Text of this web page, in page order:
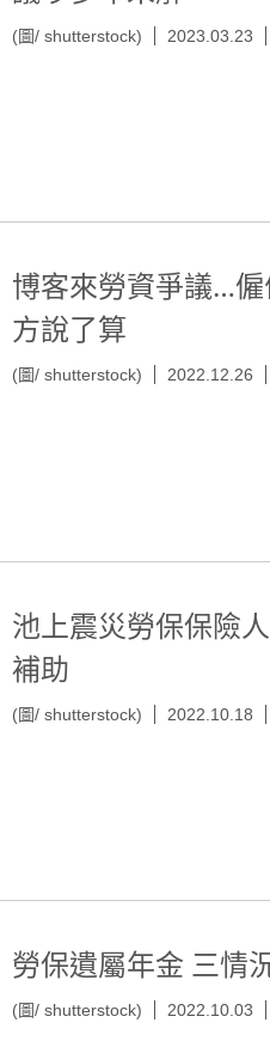
(圖/ shutterstock) 2023.03.23
博客來勞資爭議…
方說了算
(圖/ shutterstock) 2022.12.26
池上震災勞保保險
補助
(圖/ shutterstock) 2022.10.18
勞保遺屬年金 三情
(圖/ shutterstock) 2022.10.03